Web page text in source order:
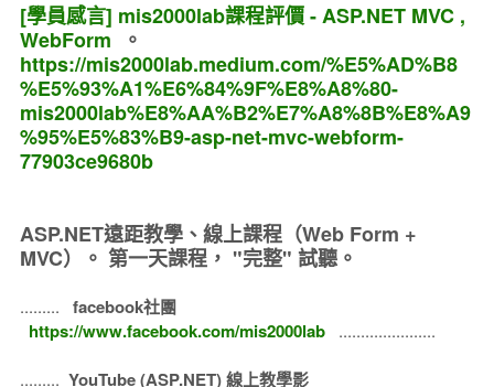
[學員感言] mis2000lab課程評價 - ASP.NET MVC ,
WebForm 。
https://mis2000lab.medium.com/%E5%AD%B8
%E5%93%A1%E6%84%9F%E8%A8%80-
mis2000lab%E8%AA%B2%E7%A8%8B%E8%A9
%95%E5%83%B9-asp-net-mvc-webform-
77903ce9680b
ASP.NET遠距教學、線上課程（Web Form +
MVC）。 第一天課程， "完整" 試聽。
.........
facebook社團
https://www.facebook.com/mis2000lab
......................
......... YouTube (ASP.NET) 線上教學影